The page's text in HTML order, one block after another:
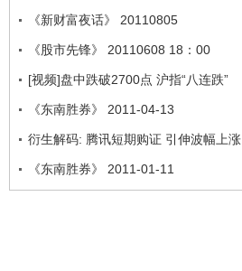
《新财富夜话》 20110805
《股市先锋》 20110608 18：00
[视频]盘中跌破2700点 沪指“八连跌”
《东南胜券》 2011-04-13
衍生解码: 腾讯短期购证 引伸波幅上涨
《东南胜券》 2011-01-11